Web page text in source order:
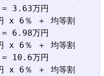
3.63万円
x 6％ ＋ 均等割
6.98万円
x 6％ ＋ 均等割
10.6万円
x 6％ ＋ 均等割